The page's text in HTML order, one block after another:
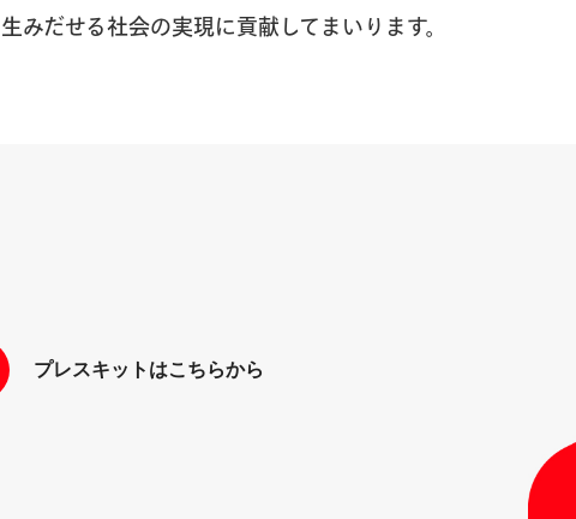
生みだせる社会の実現に貢献してまいります。
プレスキットはこちらから